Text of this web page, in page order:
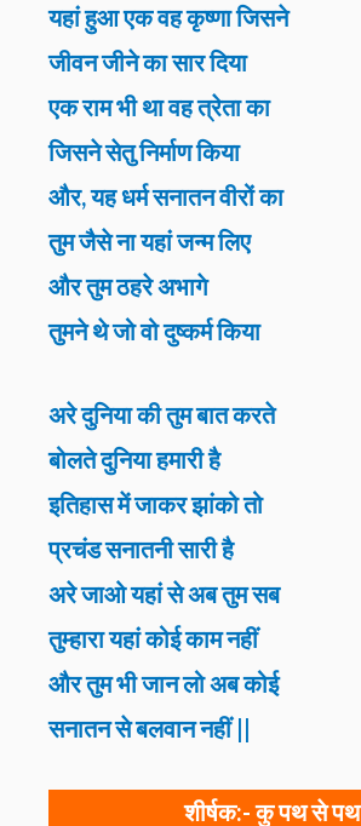
यहां हुआ एक वह कृष्णा जिसने
जीवन जीने का सार दिया
एक राम भी था वह त्रेता का
जिसने सेतु निर्माण किया
और, यह धर्म सनातन वीरों का
तुम जैसे ना यहां जन्म लिए
और तुम ठहरे अभागे
तुमने थे जो वो दुष्कर्म किया
अरे दुनिया की तुम बात करते
बोलते दुनिया हमारी है
इतिहास में जाकर झांको तो
प्रचंड सनातनी सारी है
अरे जाओ यहां से अब तुम सब
तुम्हारा यहां कोई काम नहीं
और तुम भी जान लो अब कोई
सनातन से बलवान नहीं ||
शीर्षक:-कु पथ से पथ